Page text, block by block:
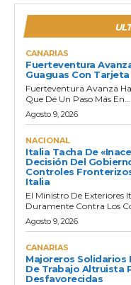
CANARIAS
Fuerteventura
Guaguas Con Tarjeta
Fuerteventura Avanza
Que Dé Un Paso Más En...
Agosto 9, 2026
NACIONAL
Italia Tacha De
Decisión Del
Controles
Italia
El Ministro De Exteriores
Duramente Contra Los
Agosto 9, 2026
CANARIAS
Majoreros Solidarios
De Trabajo Altruista
Desfavorecidas